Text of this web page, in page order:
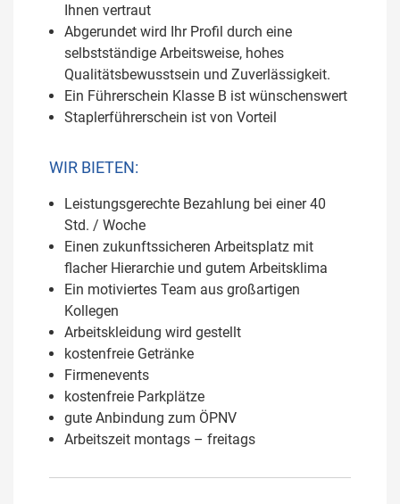
Ihnen vertraut
Abgerundet wird Ihr Profil durch eine
selbstständige Arbeitsweise, hohes
Qualitätsbewusstsein und Zuverlässigkeit.
Ein Führerschein Klasse B ist wünschenswert
Staplerführerschein ist von Vorteil
WIR BIETEN:
Leistungsgerechte Bezahlung bei einer 40
Std. / Woche
Einen zukunftssicheren Arbeitsplatz mit
flacher Hierarchie und gutem Arbeitsklima
Ein motiviertes Team aus großartigen
Kollegen
Arbeitskleidung wird gestellt
kostenfreie Getränke
Firmenevents
kostenfreie Parkplätze
gute Anbindung zum ÖPNV
Arbeitszeit montags – freitags